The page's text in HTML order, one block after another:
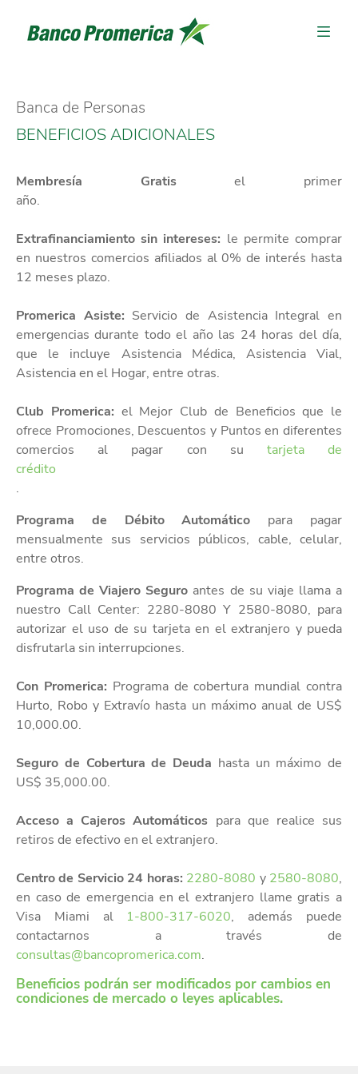
Banca de Personas
BENEFICIOS ADICIONALES
Membresía Gratisel primer
año.
Extrafinanciamiento sin intereses: le permite comprar
en nuestros comercios afiliados al 0% de interés hasta
12 meses plazo.
Promerica Asiste: Servicio de Asistencia Integral en
emergencias durante todo el año las 24 horas del día,
que le incluye Asistencia Médica, Asistencia Vial,
Asistencia en el Hogar, entre otras.
Club Promerica: el Mejor Club de Beneficios que le
ofrece Promociones, Descuentos y Puntos en diferentes
comercios al pagar con su tarjeta de
crédito
Programa de Débito Automático para pagar
mensualmente sus servicios públicos, cable, celular,
entre otros.
Programa de Viajero Seguro antes de su viaje llama a
nuestro Call Center: 2280-8080 Y 2580-8080, para
autorizar el uso de su tarjeta en el extranjero y pueda
disfrutarla sin interrupciones.
Con Promerica: Programa de cobertura mundial contra
Hurto, Robo y Extravío hasta un máximo anual de US$
10,000.00.
Seguro de Cobertura de Deuda hasta un máximo de
US$ 35,000.00.
Acceso a Cajeros Automáticos para que realice sus
retiros de efectivo en el extranjero.
Centro de Servicio 24 horas: 2280-8080 y 2580-8080,
en caso de emergencia en el extranjero llame gratis a
Visa Miami al 1-800-317-6020, además puede
contactarnos a través de
consultas@bancopromerica.com.
Beneficios podrán ser modificados por cambios en
condiciones de mercado o leyes aplicables.